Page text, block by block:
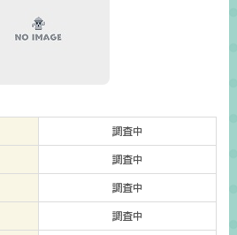
調査中
調査中
調査中
調査中